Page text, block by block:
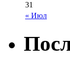
« Июл
31